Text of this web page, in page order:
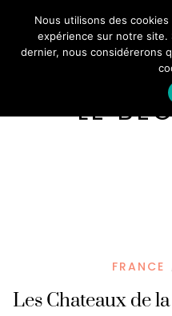
LE
FRANCE
Les Chateaux de
Nous utilisons des
expérience sur notre site.
dernier, nous considérerons